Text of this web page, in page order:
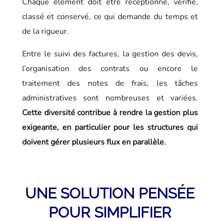
classé et conservé, ce qui demande du temps et
de la rigueur.
Entre le suivi des factures, la gestion des devis,
l’organisation des contrats ou encore le
traitement des notes de frais, les tâches
administratives sont nombreuses et variées.
Cette diversité contribue à rendre la gestion plus
exigeante, en particulier pour les structures qui
doivent gérer plusieurs flux en parallèle.
UNE SOLUTION PENSÉE
POUR SIMPLIFIER